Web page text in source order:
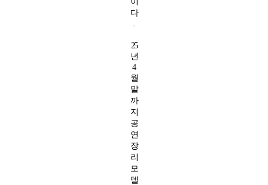
다
25
년
4
월
말
까
지
공
연
장
리
모
델